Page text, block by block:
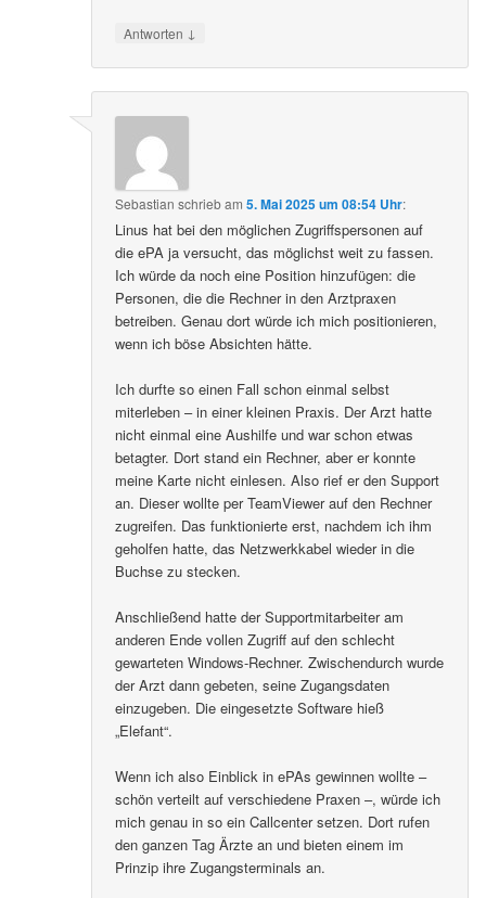
Antworten ↓
Sebastian schriebam5. Mai 2025 um 08:54 Uhr:
Linus hat bei den möglichen Zugriffspersonen auf
die ePA ja versucht, das möglichst weit zu fassen.
Ich würde da noch eine Position hinzufügen: die
Personen, die die Rechner in den Arztpraxen
betreiben. Genau dort würde ich mich positionieren,
wenn ich böse Absichten hätte.
Ich durfte so einen Fall schon einmal selbst
miterleben – in einer kleinen Praxis. Der Arzt hatte
nicht einmal eine Aushilfe und war schon etwas
betagter. Dort stand ein Rechner, aber er konnte
meine Karte nicht einlesen. Also rief er den Support
an. Dieser wollte per TeamViewer auf den Rechner
zugreifen. Das funktionierte erst, nachdem ich ihm
geholfen hatte, das Netzwerkkabel wieder in die
Buchse zu stecken.
Anschließend hatte der Supportmitarbeiter am
anderen Ende vollen Zugriff auf den schlecht
gewarteten Windows-Rechner. Zwischendurch wurde
der Arzt dann gebeten, seine Zugangsdaten
einzugeben. Die eingesetzte Software hieß
„Elefant“.
Wenn ich also Einblick in ePAs gewinnen wollte –
schön verteilt auf verschiedene Praxen –, würde ich
mich genau in so ein Callcenter setzen. Dort rufen
den ganzen Tag Ärzte an und bieten einem im
Prinzip ihre Zugangsterminals an.